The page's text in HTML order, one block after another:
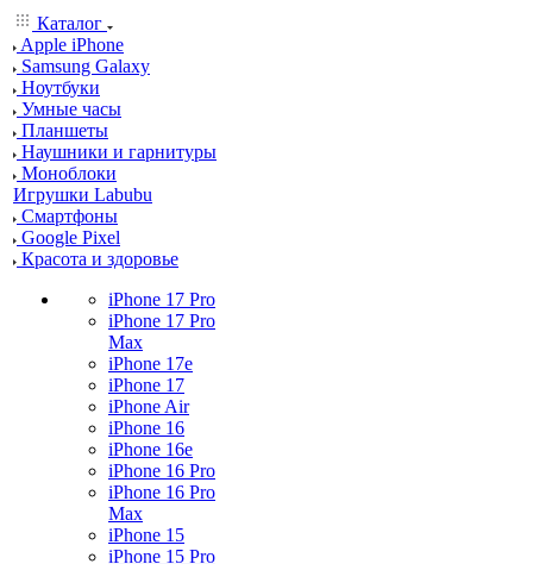
Каталог
Apple iPhone
Samsung Galaxy
Ноутбуки
Умные часы
Планшеты
Наушники и гарнитуры
Моноблоки
Игрушки Labubu
Смартфоны
Google Pixel
Красота и здоровье
iPhone 17 Pro
iPhone 17 Pro
Max
iPhone 17e
iPhone 17
iPhone Air
iPhone 16
iPhone 16e
iPhone 16 Pro
iPhone 16 Pro
Max
iPhone 15
iPhone 15 Pro